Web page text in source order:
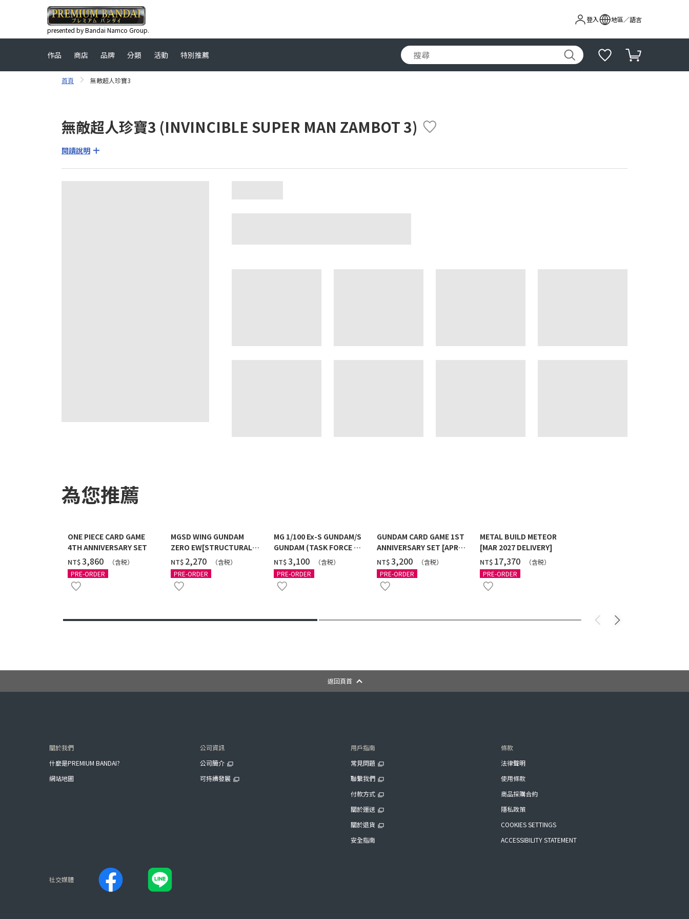
presented by Bandai Namco Group.
登入 地區／語言
作品 商店 品牌 分類 活動 特別推薦
首頁 無敵超人珍寶3
無敵超人珍寶3 (INVINCIBLE SUPER MAN ZAMBOT 3)
閱讀說明
為您推薦
ONE PIECE CARD GAME
4TH ANNIVERSARY SET
NT$‌3,860
（含税）
PRE-ORDER
MGSD WING GUNDAM
ZERO EW[STRUCTURAL
COATING/BLACK] [2026年
12月發送]
NT$ ‌2,270
（含税）
PRE-ORDER
MG 1/100 Ex-S GUNDAM/S
GUNDAM (TASK FORCE α
Ver.) [2026年10月發送]
NT$‌3,100
（含税）
PRE-ORDER
GUNDAM CARD GAME 1ST
ANNIVERSARY SET [APR
2027 DELIVERY]
NT$‌3,200
（含税）
PRE-ORDER
METAL BUILD METEOR
[MAR 2027 DELIVERY]
NT$ ‌17,370
（含税）
PRE-ORDER
返回頁首
關於我們
什麼是PREMIUM BANDAI?
網站地圖
公司資訊
公司簡介
可持續發展
用戶指南
常見問題
聯繫我們
付款方式
關於運送
關於退貨
安全指南
條款
法律聲明
使用條款
商品採購合約
隱私政策
COOKIES SETTINGS
ACCESSIBILITY STATEMENT
社交媒體